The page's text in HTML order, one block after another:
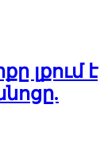
լքում է